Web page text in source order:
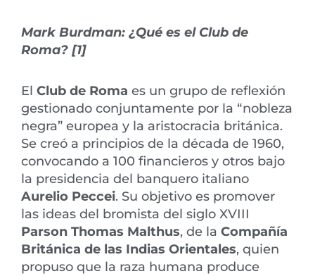
Mark Burdman: ¿Qué es el Club de
Roma? [1]
El Club de Roma es un grupo de reflexión
gestionado conjuntamente por la “nobleza
negra” europea y la aristocracia británica.
Se creó a principios de la década de 1960,
convocando a 100 financieros y otros bajo
la presidencia del banquero italiano
Aurelio Peccei. Su objetivo es promover
las ideas del bromista del siglo XVIII
Parson Thomas Malthus, de la Compañía
Británica de las Indias Orientales, quien
propuso que la raza humana produce